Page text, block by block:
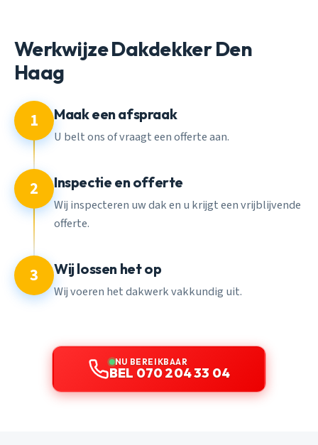
Werkwijze Dakdekker Den
Haag
1 Maak een afspraak
U belt ons of vraagt een offerte aan.
2 Inspectie en offerte
Wij inspecteren uw dak en u krijgt een vrijblijvende
offerte.
3 Wij lossen het op
Wij voeren het dakwerk vakkundig uit.
NU BEREIKBAAR
BEL 070 204 33 04